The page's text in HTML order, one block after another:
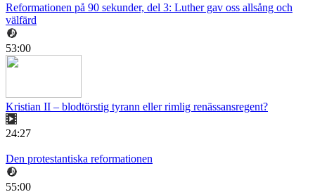
Reformationen på 90 sekunder, del 3: Luther gav oss allsång och
välfärd
53:00
Kristian II – blodtörstig tyrann eller rimlig renässansregent?
24:27
Den protestantiska reformationen
55:00